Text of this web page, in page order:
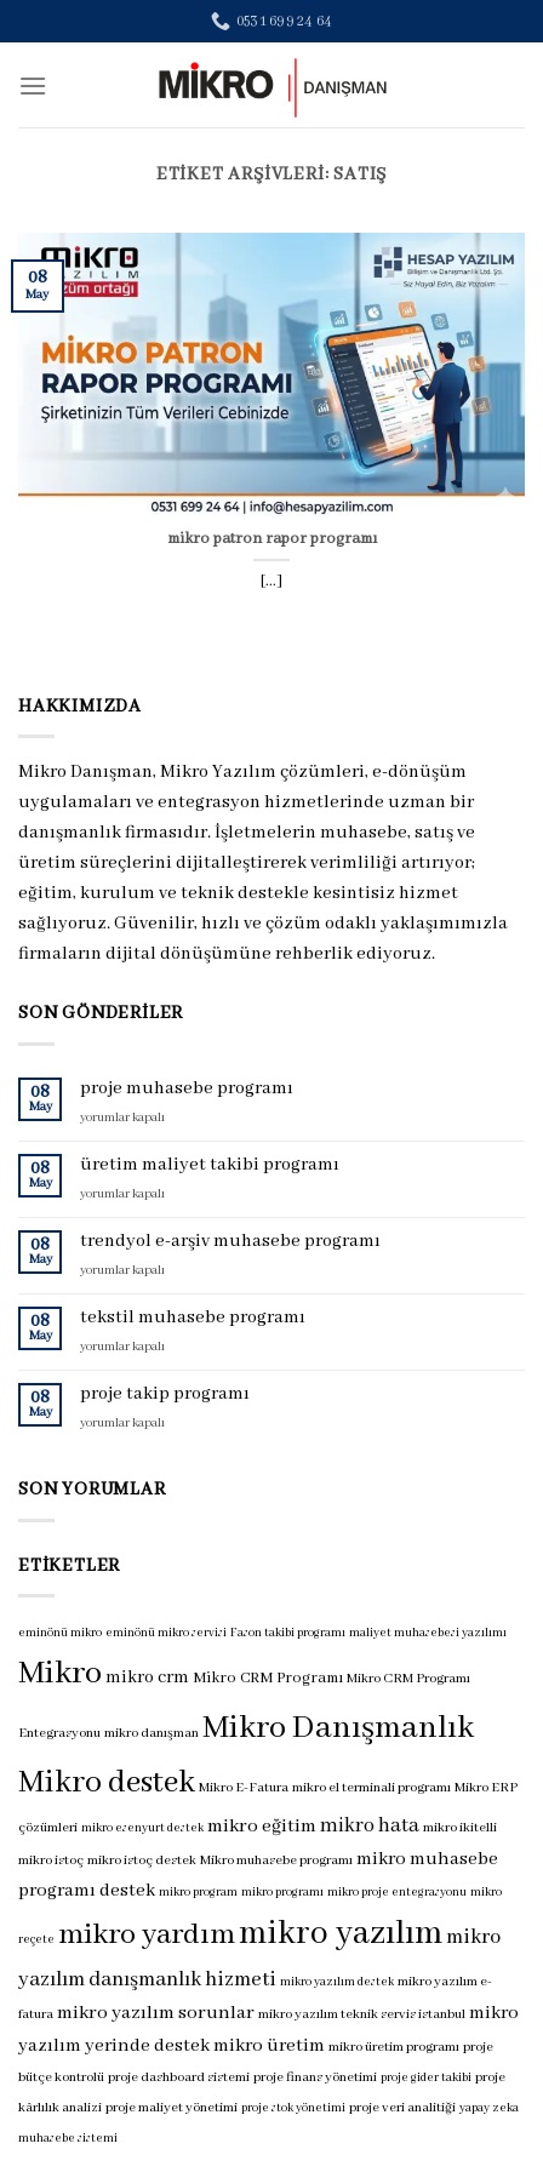
to
content
0531 699 24 64
ETIKET ARŞIVLERI:SATIŞ
mikro patron rapor programı
[...]
08
May
HAKKIMIZDA
Mikro Danışman, Mikro Yazılım çözümleri, e-dönüşüm
uygulamaları ve entegrasyon hizmetlerinde uzman bir
danışmanlık firmasıdır. İşletmelerin muhasebe, satış ve
üretim süreçlerini dijitalleştirerek verimliliği artırıyor;
eğitim, kurulum ve teknik destekle kesintisiz hizmet
sağlıyoruz. Güvenilir, hızlı ve çözüm odaklı yaklaşımımızla
firmaların dijital dönüşümüne rehberlik ediyoruz.
SON GÖNDERILER
08
May
proje muhasebe programı
proje
programı
yorumlar kapalı
08
May
üretim maliyet takibi programı
üretim
takibi
programı
için
yorumlar kapalı
08
May
trendyol e-arşiv muhasebe programı
trendyol
arşiv
programı
yorumlar kapalı
08
May
tekstil muhasebe programı
tekstil
programı
için
yorumlar kapalı
08
May
proje takip programı
proje
için
yorumlar kapalı
SON YORUMLAR
ETIKETLER
eminönü mikro eminönü mikro servisi Fason takibi programı maliyet muhasebesi yazılımı
Mikro mikro crm Mikro CRM Programı Mikro CRM Programı
Entegrasyonu mikro danışman Mikro Danışmanlık
Mikro destek Mikro E-Fatura mikro el terminali programı Mikro ERP
çözümleri mikro esenyurt destek mikro eğitimmikro hata mikro ikitelli
mikro istoç mikro istoç destek Mikro muhasebe programı mikro muhasebe
programı destek mikro program mikro programı mikro proje entegrasyonu mikro
reçete mikro yardımmikro yazılımmikro
yazılım danışmanlık hizmeti mikro yazılım destek mikro yazılım e-
fatura mikro yazılım sorunlar mikro yazılım teknik servis istanbul mikro
yazılım yerinde destekmikro üretim mikro üretim programı proje
bütçe kontrolü proje dashboard sistemi proje finans yönetimi proje gider takibi proje
kârlılık analizi proje maliyet yönetimi proje stok yönetimi proje veri analitiği yapay zeka
muhasebe sistemi